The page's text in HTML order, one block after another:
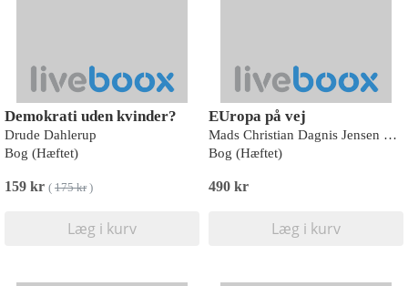
Demokrati uden kvinder?
Drude Dahlerup
Bog (Hæftet)
159 kr ( 175 kr)
Læg i kurv
EUropa på vej
Mads Christian Dagnis Jensen og Julie Hassing Nielsen
Bog (Hæftet)
490 kr
Læg i kurv